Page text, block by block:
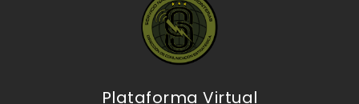
Plataforma Virtual